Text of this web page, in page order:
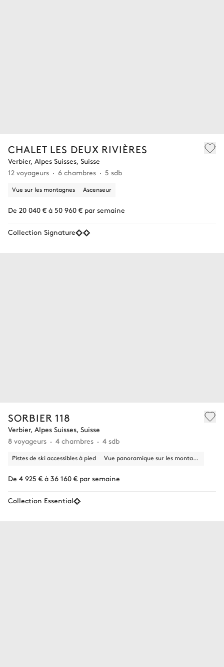
CHALET LES DEUX RIVIÈRES
Verbier, Alpes Suisses, Suisse
12 voyageurs
6 chambres 5 sdb
Vue sur les montagnes Ascenseur
De 20 040 € à 50 960 € par semaine
Collection Signature
SORBIER 118
Verbier, Alpes Suisses, Suisse
8 voyageurs
4 chambres 4 sdb
Pistes de ski accessibles à pied Vue panoramique sur les montagnes
De 4 925 € à 36 160 € par semaine
Collection Essential